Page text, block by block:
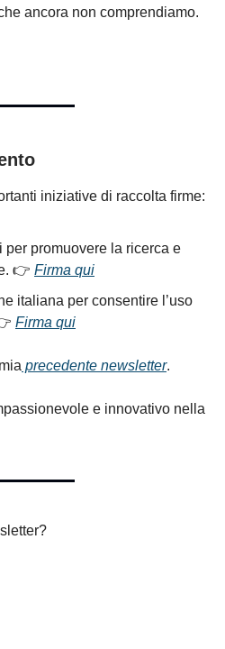
ancora non comprendiamo.
iniziative di raccolta firme:
per promuovere la ricerca e
👉 Firma qui
italiana per consentire l’uso
Firma qui
precedente newsletter.
e innovativo nella